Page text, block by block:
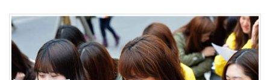
포
털
U
R
L
복
사
공
유
하
기
기
크
게
변
경
하
기
기
작
게
변
경
하
기